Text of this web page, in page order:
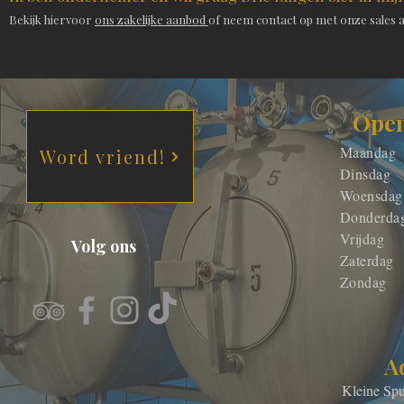
Bekijk hiervoor ons zakelijke aanbod of neem contact op met onze sales
Word vriend!
Volg ons
Maandag
Dinsdag
Woensdag
Vrijdag
Zaterdag
Zondag
Kleine